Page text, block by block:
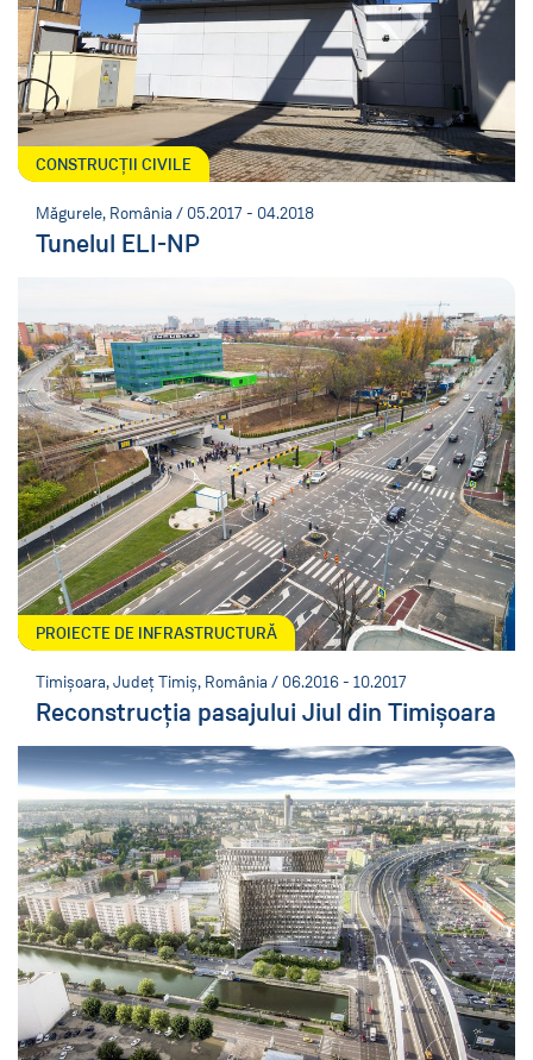
CONSTRUCȚII CIVILE
Măgurele, România / 05.2017 - 04.2018
Tunelul ELI-NP
PROIECTE DE INFRASTRUCTURĂ
Timișoara, Județ Timiș, România / 06.2016 - 10.2017
Reconstrucția pasajului Jiul din Timișoara